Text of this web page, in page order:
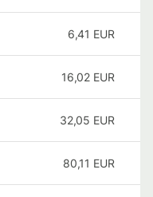
6,41 EUR
16,02 EUR
32,05 EUR
80,11 EUR